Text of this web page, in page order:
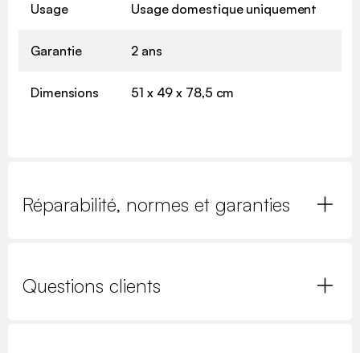
Usage Usage domestique uniquement
Garantie 2 ans
Dimensions 51 x 49 x 78,5 cm
Réparabilité, normes et garanties
Questions clients